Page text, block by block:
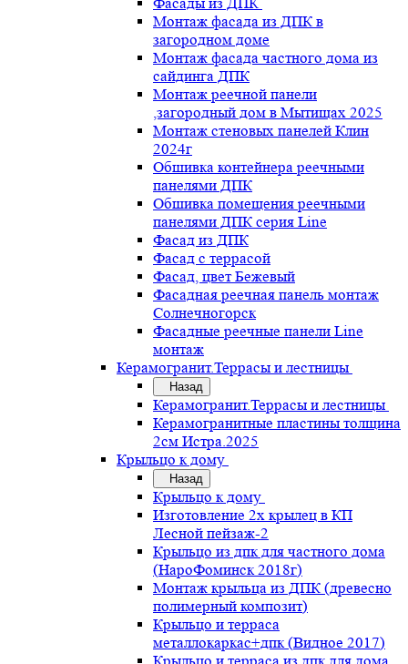
Монтаж фасада из ДПК в
загородном доме
Монтаж фасада частного дома из
сайдинга ДПК
Монтаж реечной панели
,загородный дом в Мытищах 2025
Монтаж стеновых панелей Клин
2024г
Обшивка контейнера реечными
панелями ДПК
Обшивка помещения реечными
панелями ДПК серия Line
Фасад из ДПК
Фасад с террасой
Фасад, цвет Бежевый
Фасадная реечная панель монтаж
Солнечногорск
Фасадные реечные панели Line
монтаж
Керамогранит.Террасы и лестницы
Назад
Керамогранит.Террасы и лестницы
Керамогранитные пластины толщина
2см Истра.2025
Крыльцо к дому
Назад
Крыльцо к дому
Изготовление 2х крылец в КП
Лесной пейзаж-2
Крыльцо из дпк для частного дома
(НароФоминск 2018г)
Монтаж крыльца из ДПК (древесно
полимерный композит)
Крыльцо и терраса
металлокаркас+дпк (Видное 2017)